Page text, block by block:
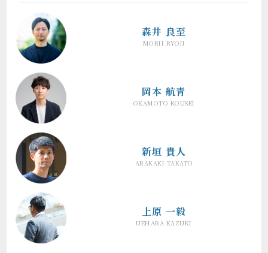
森井 良至
MORII RYOJI
岡本 航青
OKAMOTO KOUSEI
新垣 貴人
ARAKAKI TAKATO
上原 一毅
UEHARA KAZUKI